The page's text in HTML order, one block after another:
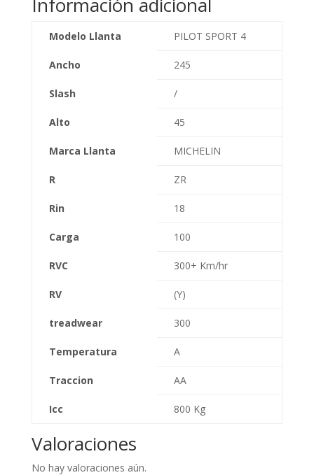
Modelo Llanta PILOT SPORT 4
Ancho 245
Slash /
Alto 45
Marca Llanta MICHELIN
R ZR
Rin 18
Carga 100
RVC 300+ Km/hr
RV (Y)
treadwear 300
Temperatura A
Traccion AA
Icc 800 Kg
Valoraciones
No hay valoraciones aún.